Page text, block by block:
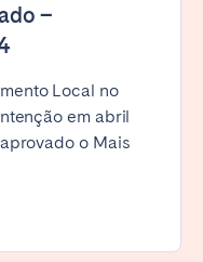
–
Local no
em abril
o Mais